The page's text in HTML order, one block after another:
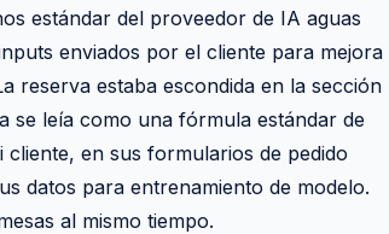
estándar del proveedor de IA aguas
enviados por el cliente para mejora
reserva estaba escondida en la sección
se leía como una fórmula estándar de
cliente, en sus formularios de pedido
datos para entrenamiento de modelo.
al mismo tiempo.